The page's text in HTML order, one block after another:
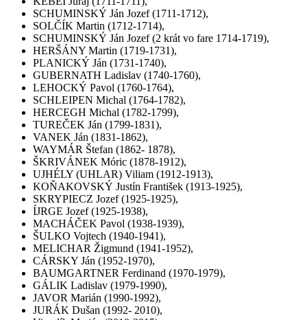
SCHUMINSKÝ Ján Jozef (1711-1712),
SOLČÍK Martin (1712-1714),
SCHUMINSKÝ Ján Jozef (2 krát vo fare 1714-1719),
HERŠÁNY Martin (1719-1731),
PLANICKÝ Ján (1731-1740),
GUBERNATH Ladislav (1740-1760),
LEHOCKÝ Pavol (1760-1764),
SCHLEIPEN Michal (1764-1782),
HERCEGH Michal (1782-1799),
TUREČEK Ján (1799-1831),
VANEK Ján (1831-1862),
WAYMÁR Štefan (1862- 1878),
ŠKRIVÁNEK Móric (1878-1912),
UJHÉLY (UHLAR) Viliam (1912-1913),
KOŇAKOVSKÝ Justín František (1913-1925),
SKRYPIECZ Jozef (1925-1925),
ÍJRGE Jozef (1925-1938),
MACHÁČEK Pavol (1938-1939),
ŠULKO Vojtech (1940-1941),
MELICHAR Žigmund (1941-1952),
CÁRSKY Ján (1952-1970),
BAUMGARTNER Ferdinand (1970-1979),
GÁLIK Ladislav (1979-1990),
JAVOR Marián (1990-1992),
JURÁK Dušan (1992- 2010),